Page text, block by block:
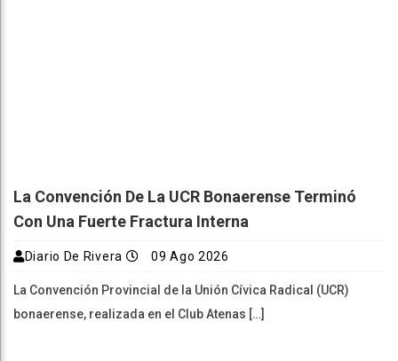
La Convención De La UCR Bonaerense Terminó
Con Una Fuerte Fractura Interna
Diario De Rivera 09 Ago 2026
La Convención Provincial de la Unión Cívica Radical (UCR)
bonaerense, realizada en el Club Atenas […]